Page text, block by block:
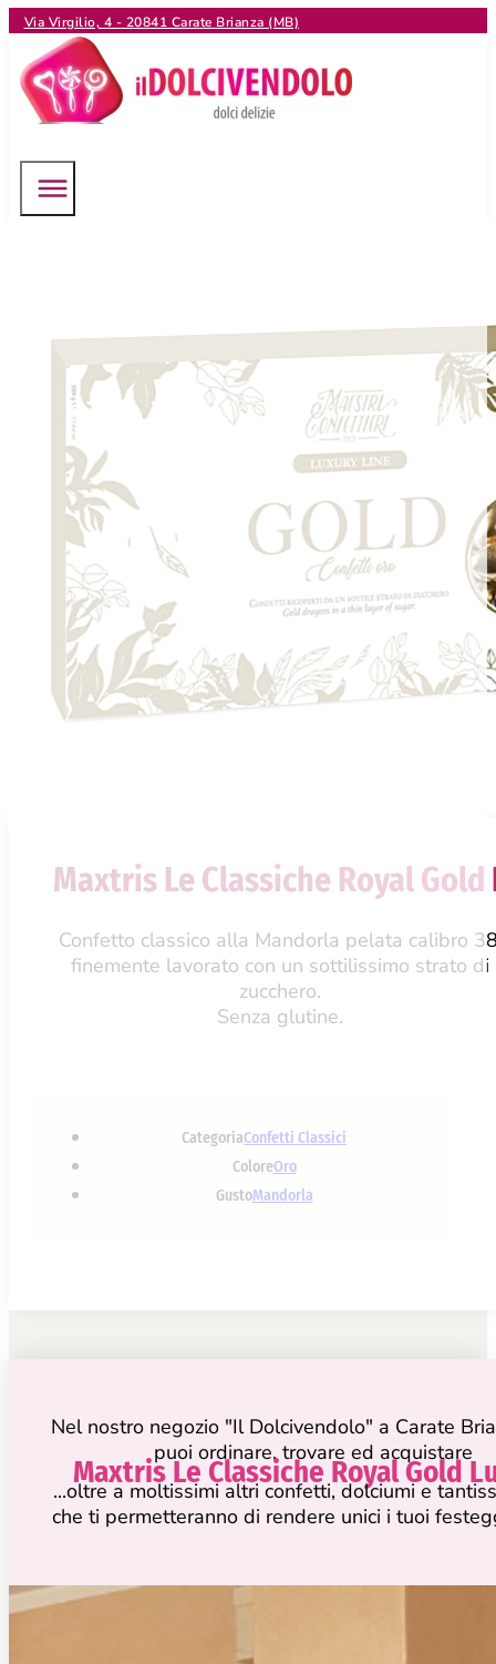
Via Virgilio, 4 - 20841 Carate Brianza (MB)
Maxtris Le Classiche Royal
Confetto classico alla Mandorla pelata calibro
finemente lavorato con un sottilissimo strato di
zucchero.
Senza glutine.
CategoriaConfetti Classici
ColoreOro
GustoMandorla
Nel nostro negozio "Il Dolcivendolo" a Carate
puoi ordinare, trovare ed acquistare
Maxtris Le Classiche Royal Gold
...oltre a moltissimi altri confetti, dolciumi e
che ti permetteranno di rendere unici i tuoi